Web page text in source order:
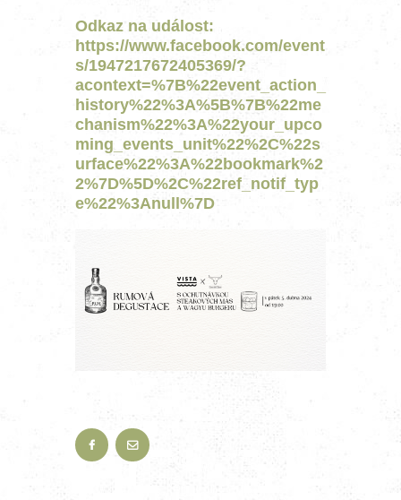
Odkaz na událost:
https://www.facebook.com/event
s/1947217672405369/?
acontext=%7B%22event_action_
history%22%3A%5B%7B%22me
chanism%22%3A%22your_upco
ming_events_unit%22%2C%22s
urface%22%3A%22bookmark%2
2%7D%5D%2C%22ref_notif_typ
e%22%3Anull%7D